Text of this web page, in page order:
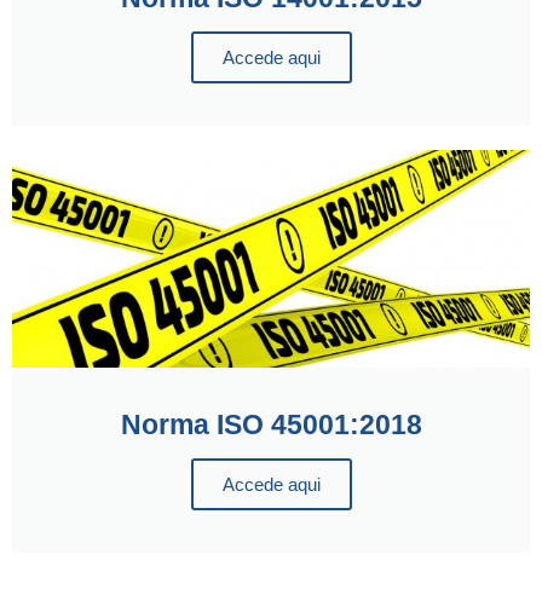
Accede aqui
Norma ISO 45001:2018
Accede aqui